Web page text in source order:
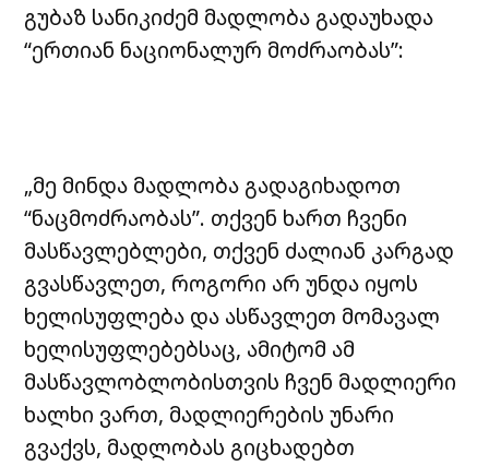
გუბაზ სანიკიძემ მადლობა გადაუხადა
“ერთიან ნაციონალურ მოძრაობას”:
„მე მინდა მადლობა გადაგიხადოთ
“ნაცმოძრაობას”. თქვენ ხართ ჩვენი
მასწავლებლები, თქვენ ძალიან კარგად
გვასწავლეთ, როგორი არ უნდა იყოს
ხელისუფლება და ასწავლეთ მომავალ
ხელისუფლებებსაც, ამიტომ ამ
მასწავლობლობისთვის ჩვენ მადლიერი
ხალხი ვართ, მადლიერების უნარი
გვაქვს, მადლობას გიცხადებთ